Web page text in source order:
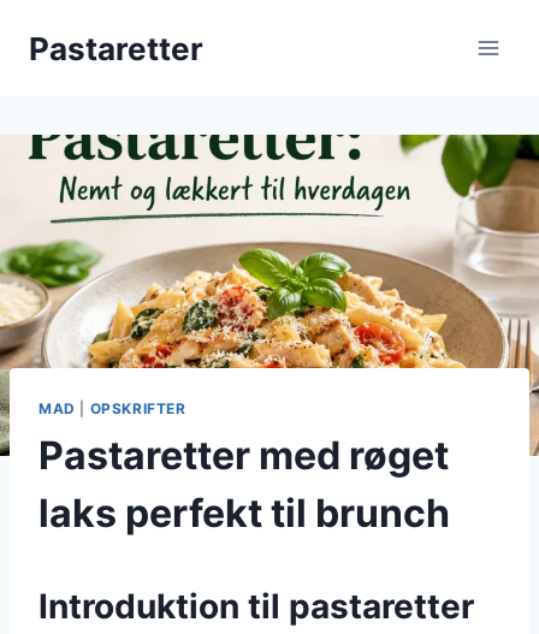
Pastaretter
MAD OPSKRIFTER
Pastaretter med røget
laks perfekt til brunch
Introduktion til pastaretter